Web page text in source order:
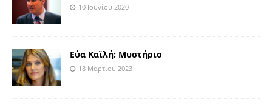
10 Ιουνίου 2020
Εύα Καϊλή: Μυστήριο
18 Μαρτίου 2023